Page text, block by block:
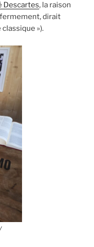
Descartes, la raison
dirait
classique »).